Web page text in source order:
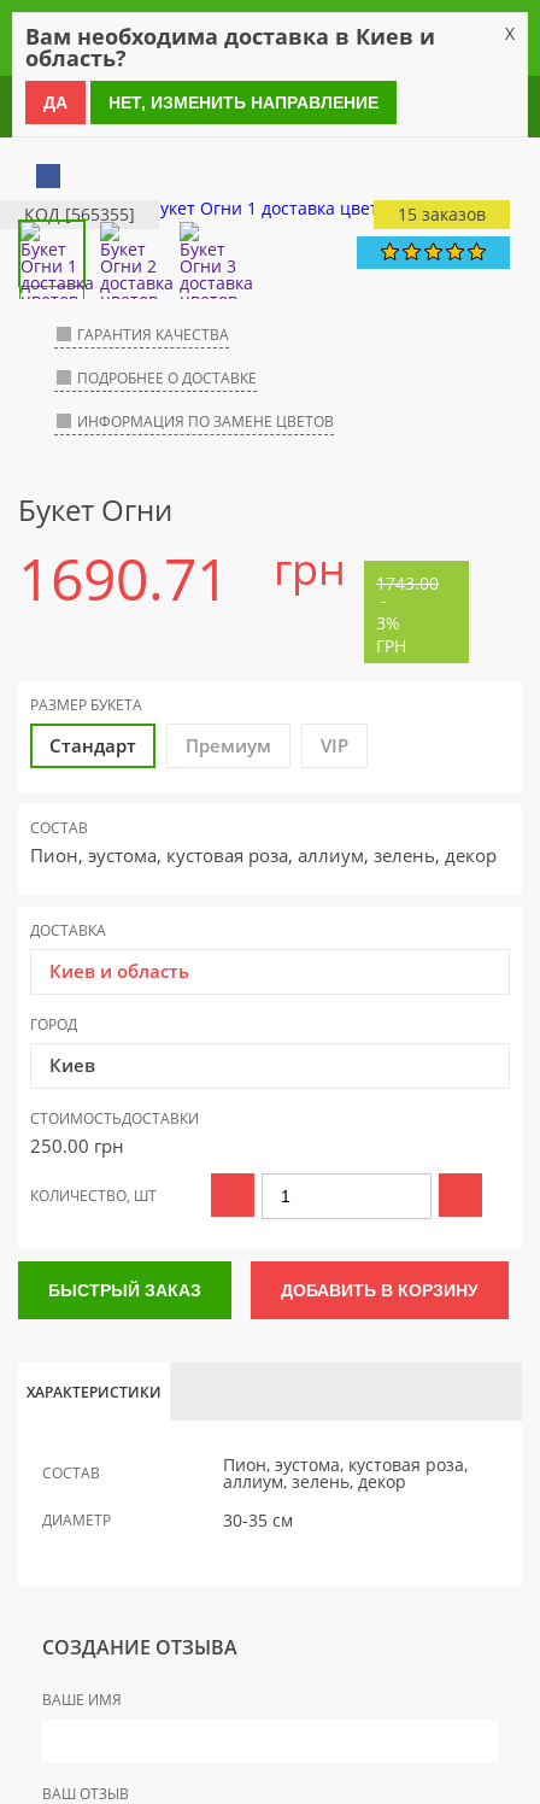
0 800 21 54 55
КОД [565355] 15 заказов
ГАРАНТИЯ КАЧЕСТВА
ПОДРОБНЕЕ О ДОСТАВКЕ
ИНФОРМАЦИЯ ПО ЗАМЕНЕ ЦВЕТОВ
Букет Огни
1690.71 грн 1743.00
-
3%
ГРН
РАЗМЕР БУКЕТА
Стандарт Премиум VIP
СОСТАВ
Пион, эустома, кустовая роза, аллиум, зелень, декор
ДОСТАВКА
Киев и область
ГОРОД
Киев
СТОИМОСТЬДОСТАВКИ
250.00 грн
КОЛИЧЕСТВО, ШТ
БЫСТРЫЙ ЗАКАЗ ДОБАВИТЬ В КОРЗИНУ
ХАРАКТЕРИСТИКИ
СОСТАВ Пион, эустома, кустовая роза,
аллиум, зелень, декор
ДИАМЕТР 30-35 см
СОЗДАНИЕ ОТЗЫВА
ВАШЕ ИМЯ
ВАШ ОТЗЫВ
Вам необходима доставка в Киев и
область?
X
ДА НЕТ, ИЗМЕНИТЬ НАПРАВЛЕНИЕ